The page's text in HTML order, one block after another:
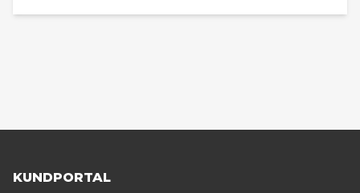
KUNDPORTAL